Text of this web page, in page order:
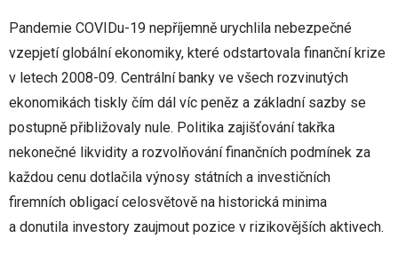
Pandemie COVIDu-19 nepříjemně urychlila nebezpečné
vzepjetí globální ekonomiky, které odstartovala finanční krize
v letech 2008-09. Centrální banky ve všech rozvinutých
ekonomikách tiskly čím dál víc peněz a základní sazby se
postupně přibližovaly nule. Politika zajišťování takřka
nekonečné likvidity a rozvolňování finančních podmínek za
každou cenu dotlačila výnosy státních a investičních
firemních obligací celosvětově na historická minima
a donutila investory zaujmout pozice v rizikovějších aktivech.